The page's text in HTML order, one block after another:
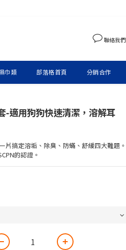
聯絡我們
巾類 部落格首頁 分銷合作
-適用狗狗快速清潔，溶解耳
片搞定溶垢、除臭、防蟎、舒緩四大難題。
的認證。